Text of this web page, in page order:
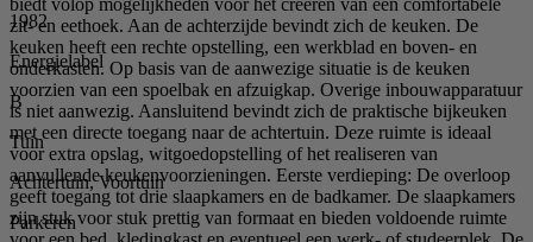
biedt volop mogelijkheden voor het creëren van een comfortabele
zit- en eethoek. Aan de achterzijde bevindt zich de keuken. De
keuken heeft een rechte opstelling, een werkblad en boven- en
onderkasten. Op basis van de aanwezige situatie is de keuken
voorzien van een spoelbak en afzuigkap. Overige inbouwapparatuur
is niet aanwezig. Aansluitend bevindt zich de praktische bijkeuken
met een directe toegang naar de achtertuin. Deze ruimte is ideaal
voor extra opslag, witgoedopstelling of het realiseren van
aanvullende keukenvoorzieningen. Eerste verdieping: De overloop
geeft toegang tot drie slaapkamers en de badkamer. De slaapkamers
zijn stuk voor stuk prettig van formaat en bieden voldoende ruimte
1982
Energielabel
B
Tuin
Achtertuin, Voortuin
Parkeren